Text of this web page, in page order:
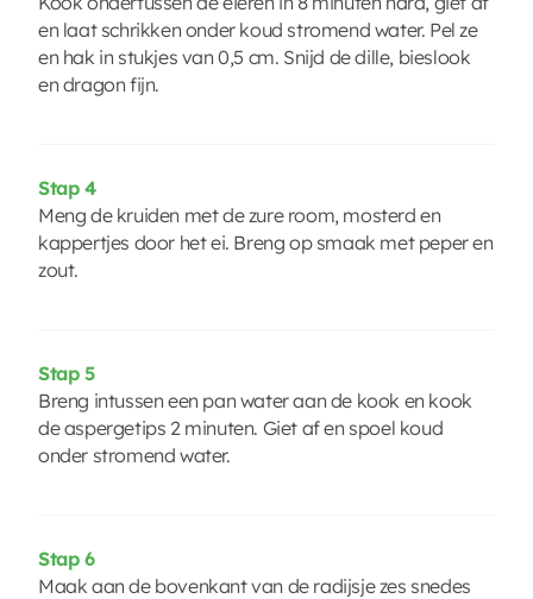
en laat schrikken onder koud stromend water. Pel ze
en hak in stukjes van 0,5 cm. Snijd de dille, bieslook
en dragon fijn.
Stap 4
Meng de kruiden met de zure room, mosterd en
kappertjes door het ei. Breng op smaak met peper en
zout.
Stap 5
Breng intussen een pan water aan de kook en kook
de aspergetips 2 minuten. Giet af en spoel koud
onder stromend water.
Stap 6
Maak aan de bovenkant van de radijsje zes snedes